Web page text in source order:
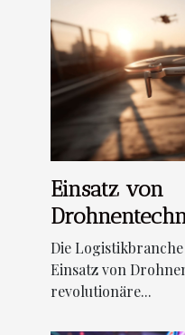
Einsatz von
Logistik und
Die
Einsatz von
revolutionäre...